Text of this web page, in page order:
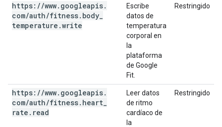
https: //www. googleapis.
com/auth/fitness. body
temperature .write
Escribe
datos de
temperatura
corporal en
la
plataforma
de Google
Fit.
Restringido
https: //www. googleapis.
com/auth/fitness. heart
rate . read
Leer datos
de ritmo
cardíaco de
la
Restringido